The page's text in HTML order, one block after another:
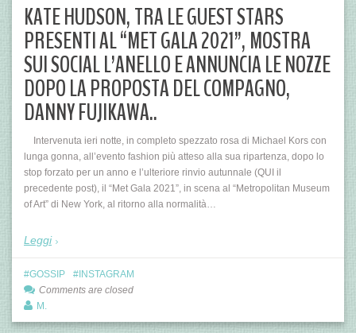
KATE HUDSON, TRA LE GUEST STARS
PRESENTI AL “MET GALA 2021”, MOSTRA
SUI SOCIAL L’ANELLO E ANNUNCIA LE NOZZE
DOPO LA PROPOSTA DEL COMPAGNO,
DANNY FUJIKAWA..
Intervenuta ieri notte, in completo spezzato rosa di Michael Kors con
lunga gonna, all’evento fashion più atteso alla sua ripartenza, dopo lo
stop forzato per un anno e l’ulteriore rinvio autunnale (QUI il
precedente post), il “Met Gala 2021”, in scena al “Metropolitan Museum
of Art” di New York, al ritorno alla normalità…
Leggi
GOSSIP
INSTAGRAM
Comments are closed
M.